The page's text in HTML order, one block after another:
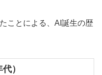
ことによる、AI誕生の歴
）